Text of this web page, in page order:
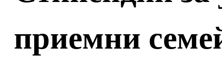
приемни